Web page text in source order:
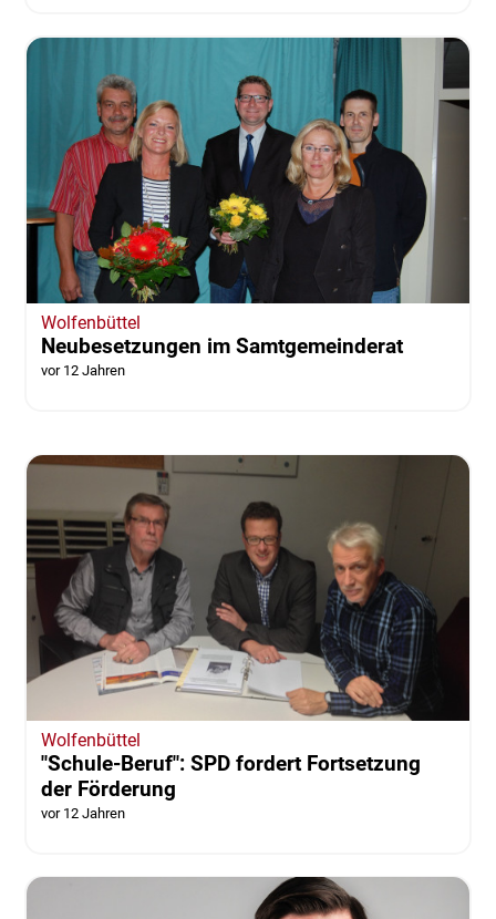
Wolfenbüttel
Neubesetzungen im Samtgemeinderat
vor 12 Jahren
Wolfenbüttel
"Schule-Beruf": SPD fordert Fortsetzung
der Förderung
vor 12 Jahren